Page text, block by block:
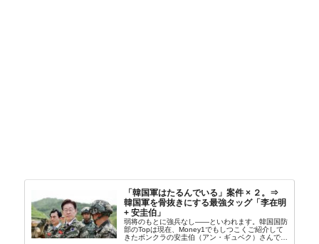
「韓国軍はたるんでいる」案件 × ２。⇒
韓国軍を骨抜きにする最強タッグ「李在明
+ 安圭伯」
弱将のもとに強兵なし――といわれます。韓国国防
部のTopは現在、Money1でもしつこくご紹介して
きたボンクラの安圭伯（アン・ギュベク）さんで